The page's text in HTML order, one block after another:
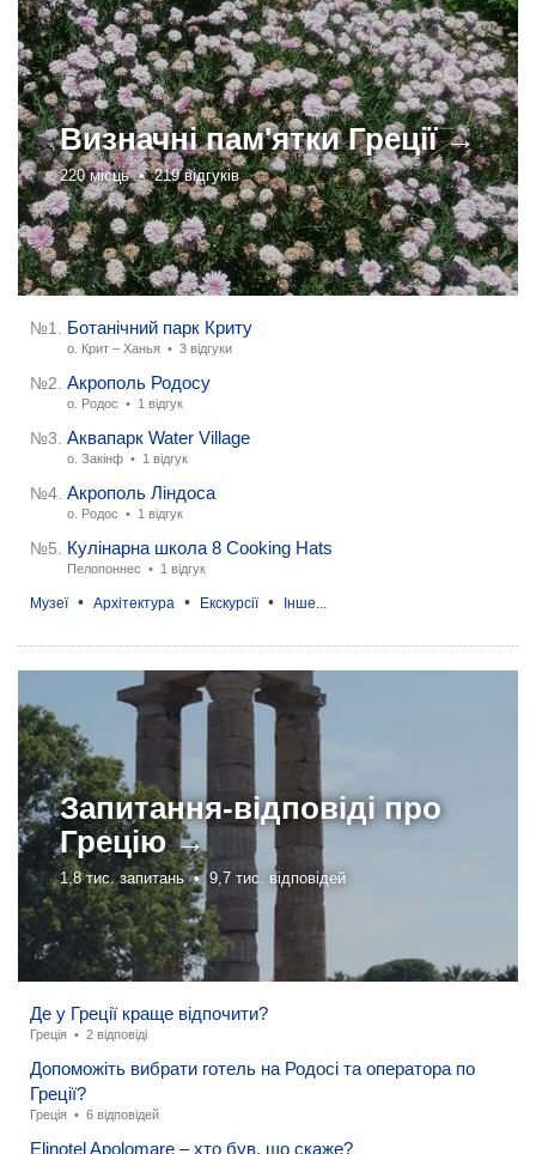
Визначні пам'яткиГреції →
220 місць •219 відгуків
№1. Ботанічний парк Криту
о. Крит – Ханья • 3 відгуки
№2. Акрополь Родосу
о. Родос • 1 відгук
№3. Аквапарк Water Village
о. Закінф • 1 відгук
№4. Акрополь Ліндоса
о. Родос • 1 відгук
№5. Кулінарна школа 8 Cooking Hats
Пелопоннес • 1 відгук
Музеї• Архітектура • Екскурсії• Інше...
Запитання-відповіді про
Грецію →
1,8 тис. запитань •9,7 тис. відповідей
Де у Греції краще відпочити?
Греція • 2 відповіді
Допоможіть вибрати готель на Родосі та оператора по
Греції?
Греція • 6 відповідей
Elinotel Apolomare – хто був, що скаже?